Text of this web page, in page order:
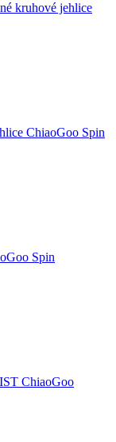
kruhové jehlice
ChiaoGoo Spin
Spin
ChiaoGoo